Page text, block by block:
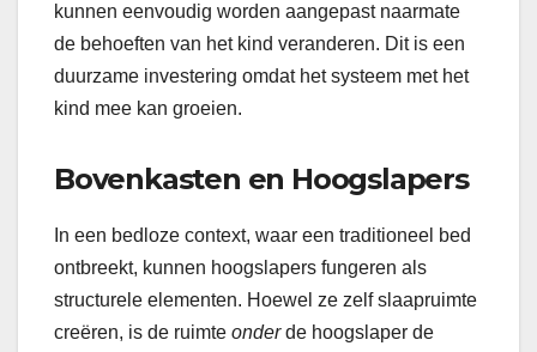
kunnen eenvoudig worden aangepast naarmate
de behoeften van het kind veranderen. Dit is een
duurzame investering omdat het systeem met het
kind mee kan groeien.
Bovenkasten en Hoogslapers
In een bedloze context, waar een traditioneel bed
ontbreekt, kunnen hoogslapers fungeren als
structurele elementen. Hoewel ze zelf slaapruimte
creëren, is de ruimte onderde hoogslaper de